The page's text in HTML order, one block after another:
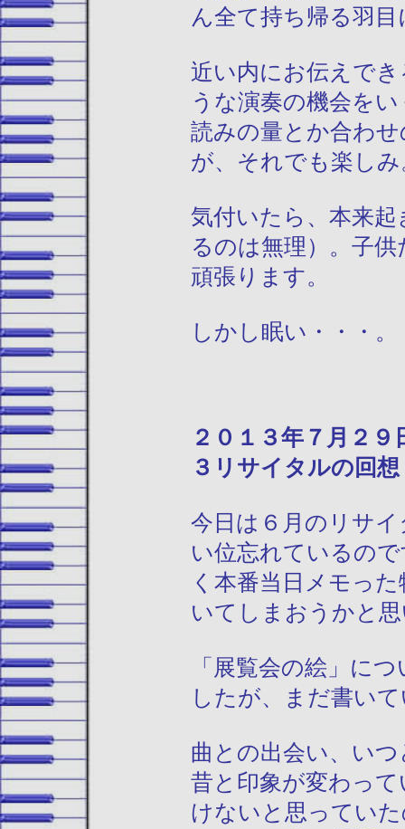
ん全て持ち帰る羽
近い内にお伝えで
うな演奏の機会を
読みの量とか合わ
が、それでも楽しみ
気付いたら、本来
るのは無理）。子
頑張ります。
しかし眠い・・・。
２０１３年
３リサイタルの回
今日は６月のリサ
い位忘れているの
く本番当日メモっ
いてしまおうかと
「展覧会の絵」に
したが、まだ書い
曲との出会い、い
昔と印象が変わっ
けないと思ってい